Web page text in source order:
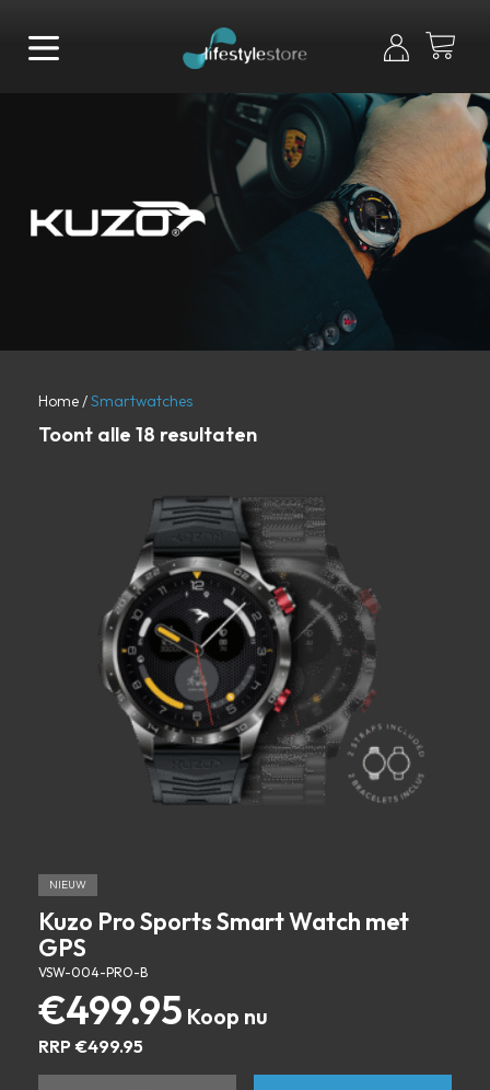
Home/Smartwatches
Toont alle 18 resultaten
NIEUW
Kuzo Pro Sports Smart Watch met
GPS
VSW-004-PRO-B
€499.95
RRP €499.95